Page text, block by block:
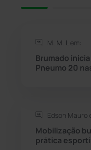
Rio de Contas
Rio do Antônio
Rio do Pires
Seabra
Sebastião
M. M. L em:
Brumado
Pneumo 20
Edson Mauro
Mobilização
prática